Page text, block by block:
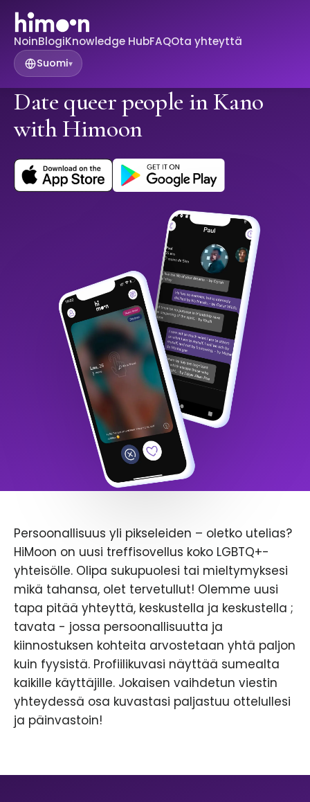
NoinBlogiKnowledge HubFAQOta yhteyttä
Suomi▾
Date queer people in Kano
with Himoon
Persoonallisuus yli pikseleiden – oletko utelias?
HiMoon on uusi treffisovellus koko LGBTQ+-
yhteisölle. Olipa sukupuolesi tai mieltymyksesi
mikä tahansa, olet tervetullut! Olemme uusi
tapa pitää yhteyttä, keskustella ja keskustella ;
tavata - jossa persoonallisuutta ja
kiinnostuksen kohteita arvostetaan yhtä paljon
kuin fyysistä. Profiilikuvasi näyttää sumealta
kaikille käyttäjille. Jokaisen vaihdetun viestin
yhteydessä osa kuvastasi paljastuu ottelullesi
ja päinvastoin!